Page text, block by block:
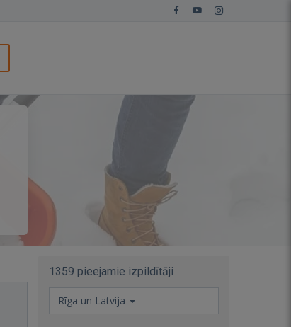
1359 pieejamie izpildītāji
Rīga un Latvija